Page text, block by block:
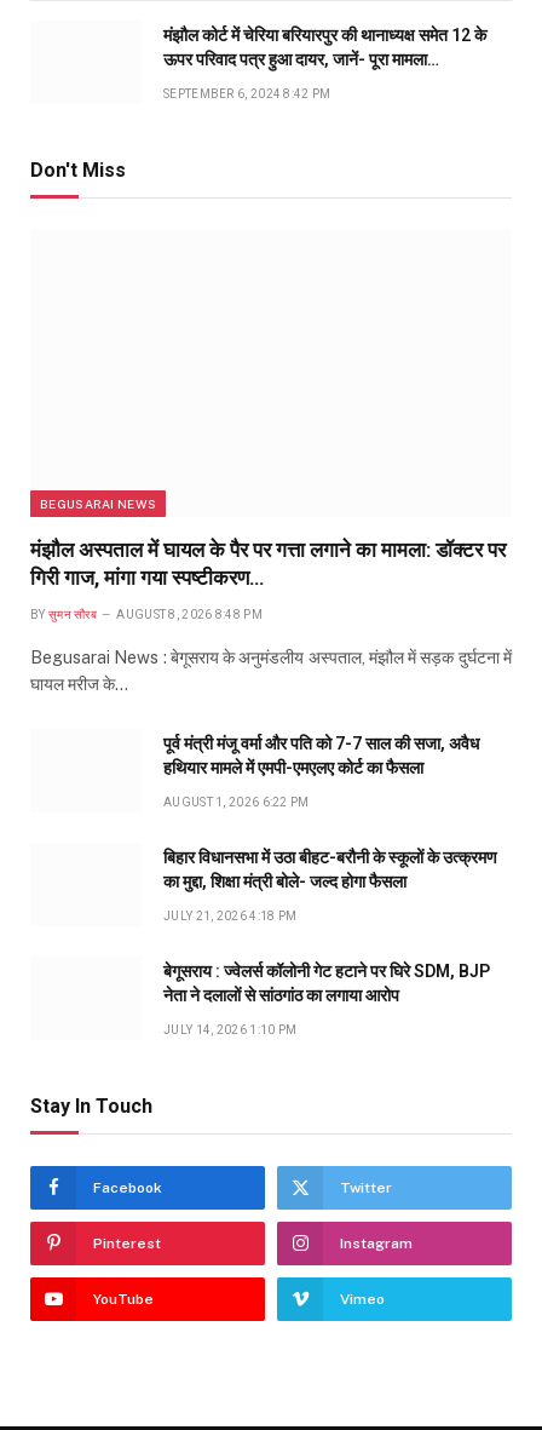
मंझौल कोर्ट में चेरिया बरियारपुर की थानाध्यक्ष समेत 12 के
ऊपर परिवाद पत्र हुआ दायर, जानें- पूरा मामला…
SEPTEMBER 6, 2024 8:42 PM
Don't Miss
BEGUSARAI NEWS
मंझौल अस्पताल में घायल के पैर पर गत्ता लगाने का मामला: डॉक्टर पर
गिरी गाज, मांगा गया स्पष्टीकरण…
BY सुमन सौरब AUGUST 8, 2026 8:48 PM
Begusarai News : बेगूसराय के अनुमंडलीय अस्पताल, मंझौल में सड़क दुर्घटना में
घायल मरीज के…
पूर्व मंत्री मंजू वर्मा और पति को 7-7 साल की सजा, अवैध
हथियार मामले में एमपी-एमएलए कोर्ट का फैसला
AUGUST 1, 2026 6:22 PM
बिहार विधानसभा में उठा बीहट-बरौनी के स्कूलों के उत्क्रमण
का मुद्दा, शिक्षा मंत्री बोले- जल्द होगा फैसला
JULY 21, 2026 4:18 PM
बेगूसराय : ज्वेलर्स कॉलोनी गेट हटाने पर घिरे SDM, BJP
नेता ने दलालों से सांठगांठ का लगाया आरोप
JULY 14, 2026 1:10 PM
Stay In Touch
Facebook Twitter
Pinterest Instagram
YouTube Vimeo